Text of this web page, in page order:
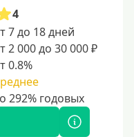
4
7 до 18 дней
2 000 до 30 000 ₽
0.8%